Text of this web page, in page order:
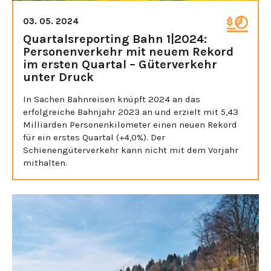
03. 05. 2024
Quartalsreporting Bahn 1|2024:
Personenverkehr mit neuem Rekord
im ersten Quartal – Güterverkehr
unter Druck
In Sachen Bahnreisen knüpft 2024 an das
erfolgreiche Bahnjahr 2023 an und erzielt mit 5,43
Milliarden Personenkilometer einen neuen Rekord
für ein erstes Quartal (+4,0%). Der
Schienengüterverkehr kann nicht mit dem Vorjahr
mithalten.